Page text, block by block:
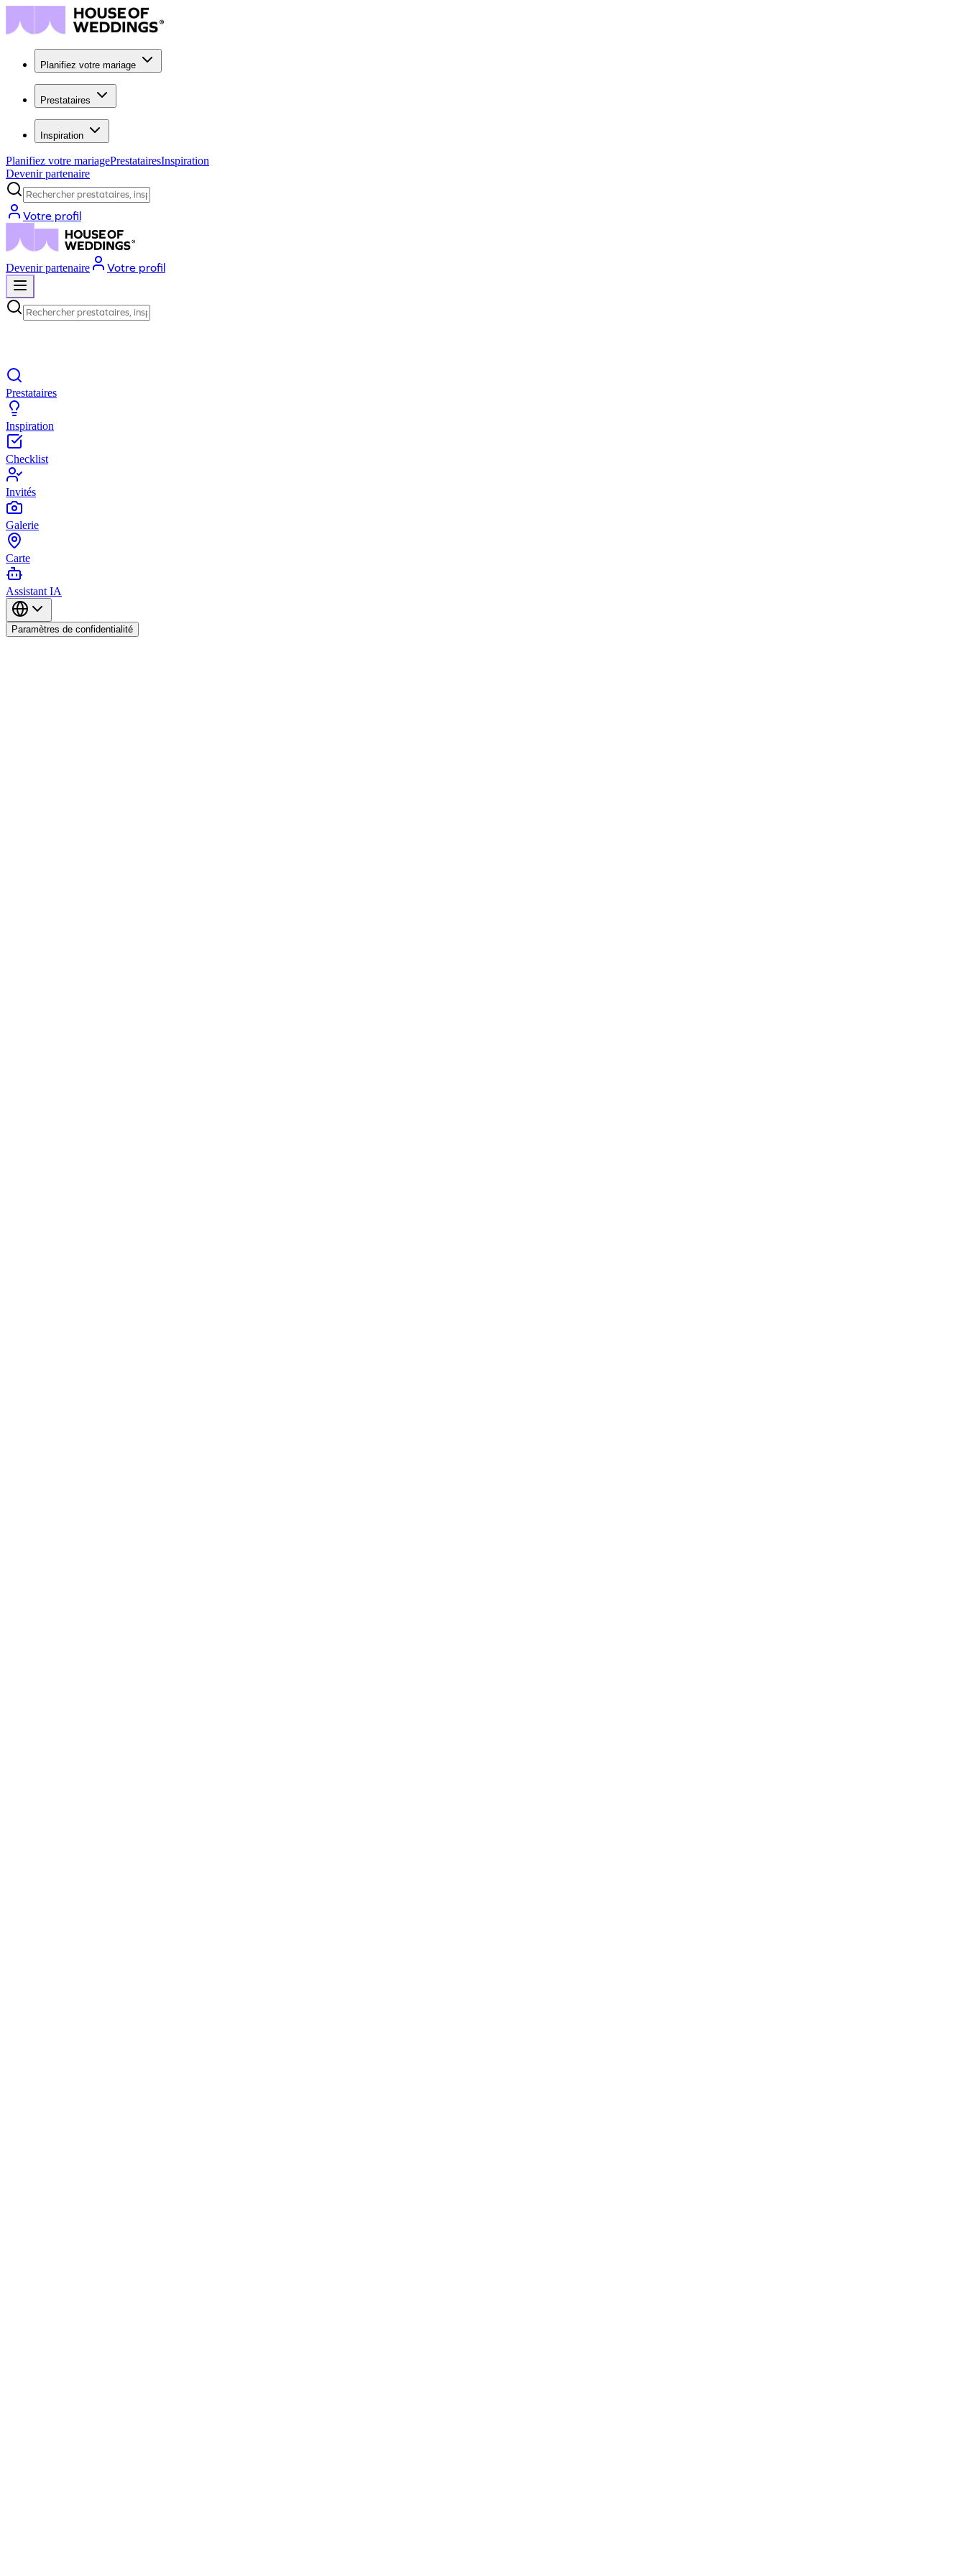
Planifiez votre mariage
Prestataires
Inspiration
Planifiez votre mariagePrestatairesInspiration
Devenir partenaire
Rechercher prestataires, inspiration...
Votre profil
Devenir partenaire Votre profil
Rechercher prestataires, inspiration...
Prestataires
Inspiration
Checklist
Invités
Galerie
Carte
Assistant IA
Paramètres de confidentialité